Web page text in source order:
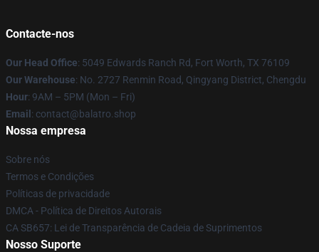
Contacte-nos
Our Head Office: 5049 Edwards Ranch Rd, Fort Worth, TX 76109
Our Warehouse: No. 2727 Renmin Road, Qingyang District, Chengdu
Hour: 9AM – 5PM (Mon – Fri)
Email : contact@balatro.shop
Nossa empresa
Sobre nós
Termos e Condições
Políticas de privacidade
DMCA - Política de Direitos Autorais
CA SB657: Lei de Transparência de Cadeia de Suprimentos
Nosso Suporte